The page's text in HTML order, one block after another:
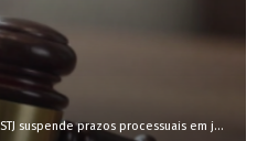
STJ suspende prazos processuais em julho: o que muda para advogados, partes e quem acompanha processos